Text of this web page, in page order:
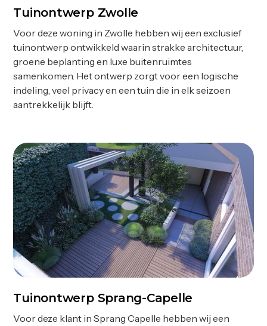
Ontwerp
Tuinontwerp Zwolle
Voor deze woning in Zwolle hebben wij een exclusief
tuinontwerp ontwikkeld waarin strakke architectuur,
groene beplanting en luxe buitenruimtes
samenkomen. Het ontwerp zorgt voor een logische
indeling, veel privacy en een tuin die in elk seizoen
aantrekkelijk blijft.
Ontwerp
Tuinontwerp Sprang-Capelle
Voor deze klant in Sprang Capelle hebben wij een